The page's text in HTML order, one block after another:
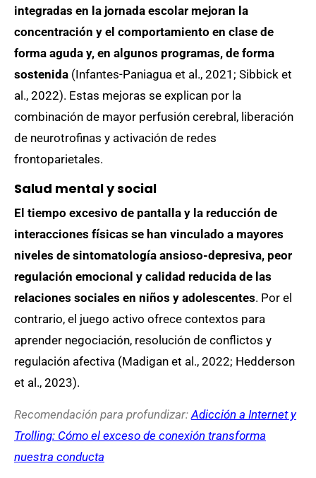
integradas en la jornada escolar mejoran la
concentración y el comportamiento en clase de
forma aguda y, en algunos programas, de forma
sostenida (Infantes-Paniagua et al., 2021; Sibbick et
al., 2022). Estas mejoras se explican por la
combinación de mayor perfusión cerebral, liberación
de neurotrofinas y activación de redes
frontoparietales.
Salud mental y social
El tiempo excesivo de pantalla y la reducción de
interacciones físicas se han vinculado a mayores
niveles de sintomatología ansioso-depresiva, peor
regulación emocional y calidad reducida de las
relaciones sociales en niños y adolescentes. Por el
contrario, el juego activo ofrece contextos para
aprender negociación, resolución de conflictos y
regulación afectiva (Madigan et al., 2022; Hedderson
et al., 2023).
Recomendación para profundizar:Adicción a Internet y
Trolling: Cómo el exceso de conexión transforma
nuestra conducta